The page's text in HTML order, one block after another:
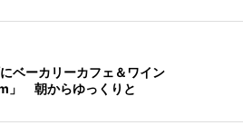
ベーカリーカフェ＆ワイン
」 朝からゆっくりと